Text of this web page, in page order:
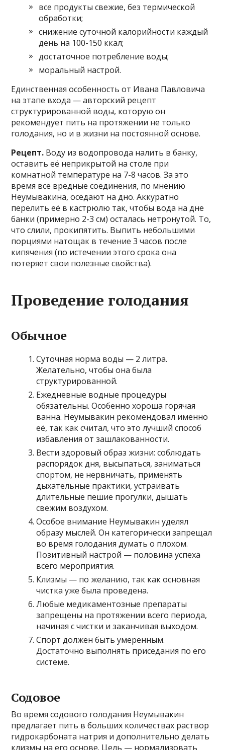
все продукты свежие, без термической
обработки;
снижение суточной калорийности каждый
день на 100-150 ккал;
достаточное потребление воды;
моральный настрой.
Единственная особенность от Ивана Павловича
на этапе входа — авторский рецепт
структурированной воды, которую он
рекомендует пить на протяжении не только
голодания, но и в жизни на постоянной основе.
Рецепт. Воду из водопровода налить в банку,
оставить её неприкрытой на столе при
комнатной температуре на 7-8 часов. За это
время все вредные соединения, по мнению
Неумывакина, оседают на дно. Аккуратно
перелить её в кастрюлю так, чтобы вода на дне
банки (примерно 2-3 см) осталась нетронутой. То,
что слили, прокипятить. Выпить небольшими
порциями натощак в течение 3 часов после
кипячения (по истечении этого срока она
потеряет свои полезные свойства).
Проведение голодания
Обычное
Суточная норма воды — 2 литра.
Желательно, чтобы она была
структурированной.
Ежедневные водные процедуры
обязательны. Особенно хороша горячая
ванна. Неумывакин рекомендовал именно
её, так как считал, что это лучший способ
избавления от зашлакованности.
Вести здоровый образ жизни: соблюдать
распорядок дня, высыпаться, заниматься
спортом, не нервничать, применять
дыхательные практики, устраивать
длительные пешие прогулки, дышать
свежим воздухом.
Особое внимание Неумывакин уделял
образу мыслей. Он категорически запрещал
во время голодания думать о плохом.
Позитивный настрой — половина успеха
всего мероприятия.
Клизмы — по желанию, так как основная
чистка уже была проведена.
Любые медикаментозные препараты
запрещены на протяжении всего периода,
начиная с чистки и заканчивая выходом.
Спорт должен быть умеренным.
Достаточно выполнять приседания по его
системе.
Содовое
Во время содового голодания Неумывакин
предлагает пить в больших количествах раствор
гидрокарбоната натрия и дополнительно делать
клизмы на его основе. Цель — нормализовать